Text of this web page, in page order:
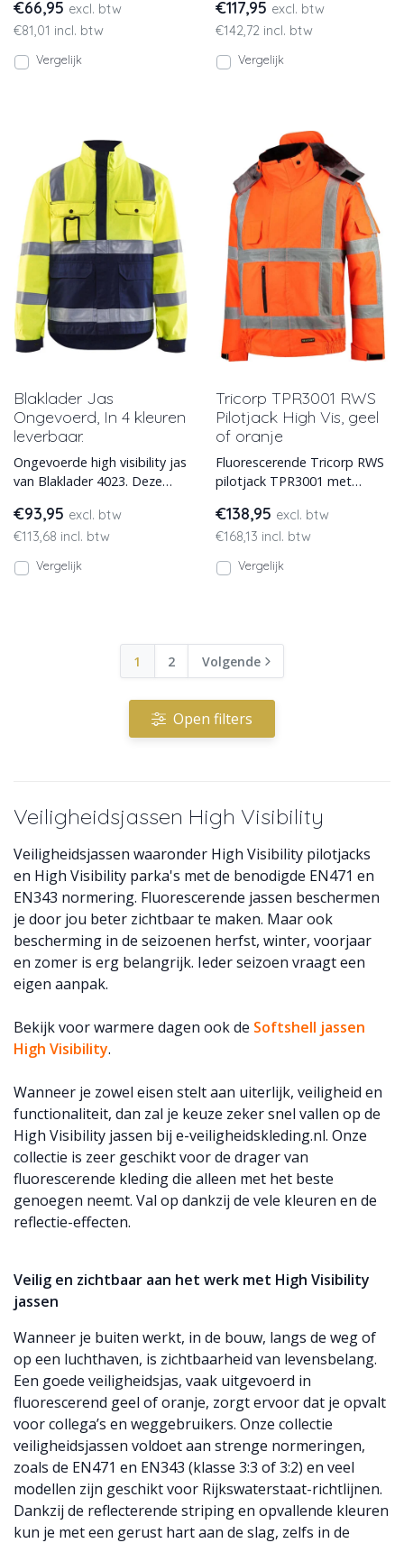
€66,95 excl. btw
€81,01 incl. btw
Vergelijk
hogezichtbaarheid
winterbroek is t/m 4X
€117,95 excl. btw
€142,72 incl. btw
Vergelijk
Blaklader Jas
Ongevoerd, In 4 kleuren
leverbaar.
Ongevoerde high visibility jas
van Blaklader 4023. Deze
4 kleuren leve
€93,95 excl. btw
€113,68 incl. btw
Vergelijk
Tricorp TPR3001 RWS
Pilotjack High Vis, geel
of oranje
Fluorescerende Tricorp RWS
pilotjack TPR3001 met
afritsbare mouwen.
Leverbaar
€138,95 excl. btw
€168,13 incl. btw
Vergelijk
1 2 Volgende
Open filters
Veiligheidsjassen High Visibility
Veiligheidsjassen waaronder High Visibility pilotjacks
en High Visibility parka's met de benodigde EN471 en
EN343 normering. Fluorescerende jassen beschermen
je door jou beter zichtbaar te maken. Maar ook
bescherming in de seizoenen herfst, winter, voorjaar
en zomer is erg belangrijk. Ieder seizoen vraagt een
eigen aanpak.
Bekijk voor warmere dagen ook de Softshell jassen
High Visibility.
Wanneer je zowel eisen stelt aan uiterlijk, veiligheid en
functionaliteit, dan zal je keuze zeker snel vallen op de
High Visibility jassen bij e-veiligheidskleding.nl. Onze
collectie is zeer geschikt voor de drager van
fluorescerende kleding die alleen met het beste
genoegen neemt. Val op dankzij de vele kleuren en de
reflectie-effecten.
Veilig en zichtbaar aan het werk met High Visibility
jassen
Wanneer je buiten werkt, in de bouw, langs de weg of
op een luchthaven, is zichtbaarheid van levensbelang.
Een goede veiligheidsjas, vaak uitgevoerd in
fluorescerend geel of oranje, zorgt ervoor dat je opvalt
voor collega’s en weggebruikers. Onze collectie
veiligheidsjassen voldoet aan strenge normeringen,
zoals de EN471 en EN343 (klasse 3:3 of 3:2) en veel
modellen zijn geschikt voor Rijkswaterstaat-richtlijnen.
Dankzij de reflecterende striping en opvallende kleuren
kun je met een gerust hart aan de slag, zelfs in de